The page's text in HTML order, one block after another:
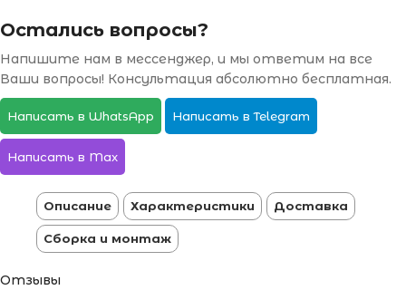
Остались вопросы?
Напишите нам в мессенджер, и мы ответим на все
Ваши вопросы! Консультация абсолютно бесплатная.
Написать в WhatsApp Написать в Telegram
Написать в Max
Описание Характеристики Доставка
Сборка и монтаж
Отзывы